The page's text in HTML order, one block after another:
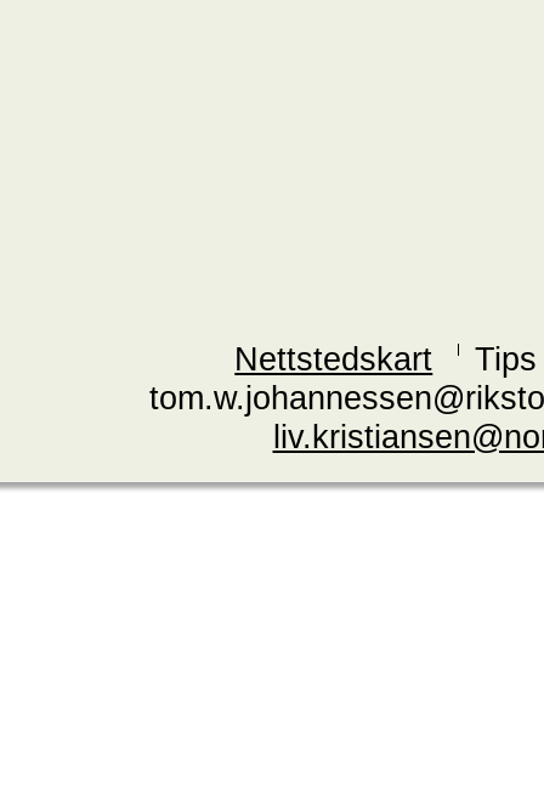
Nettstedskart